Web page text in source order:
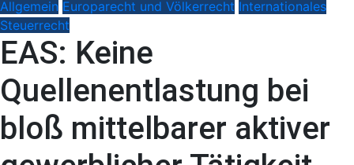
Allgemein Europarecht und Völkerrecht Internationales
Steuerrecht
EAS: Keine
Quellenentlastung bei
bloß mittelbarer aktiver